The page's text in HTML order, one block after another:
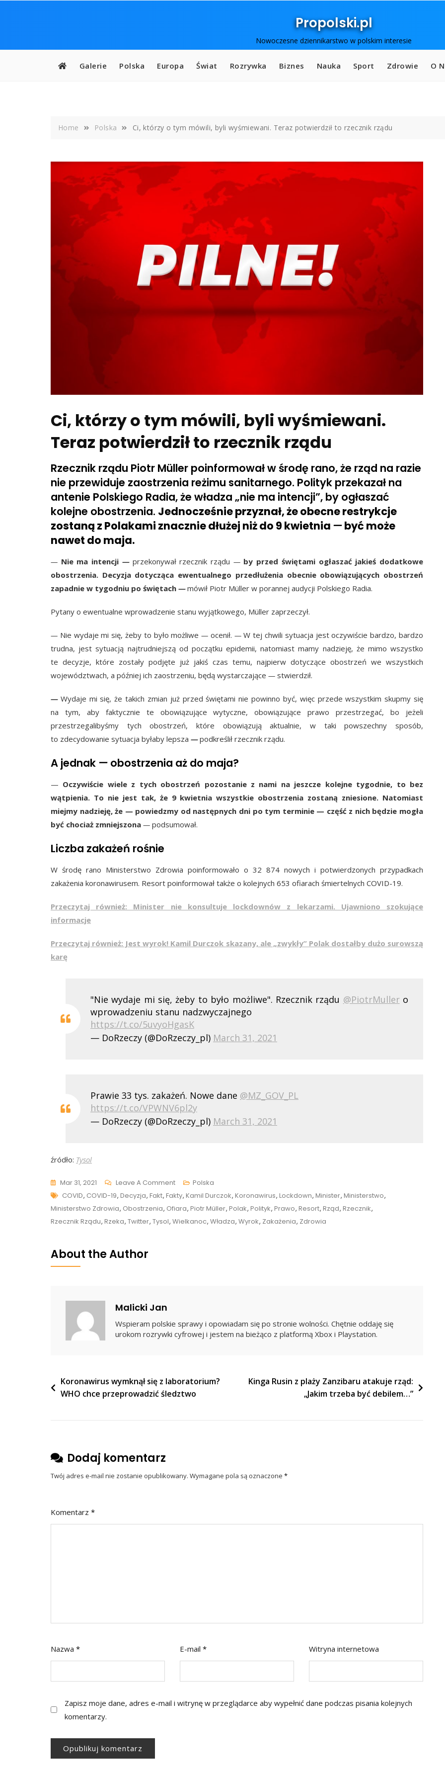
Propolski.pl
Nowoczesne dziennikarstwo w polskim interesie
Galerie Polska Europa Świat Rozrywka Biznes Nauka Sport Zdrowie O
Home Polska Ci, którzy o tym mówili, byli wyśmiewani. Teraz potwierdził to rzecznik rządu
Ci, którzy o tym mówili, byli wyśmiewani.
Teraz potwierdził to rzecznik rządu
Rzecznik rządu Piotr Müller poinformował w środę rano, że rząd na razie
nie przewiduje zaostrzenia reżimu sanitarnego. Polityk przekazał na
antenie Polskiego Radia, że władza „nie ma intencji”, by ogłaszać
kolejne obostrzenia. Jednocześnie przyznał, że obecne restrykcje
zostaną z Polakami znacznie dłużej niż do 9 kwietnia —być może
nawet do maja.
— Nie ma intencji —przekonywał rzecznik rządu — by przed świętami ogłaszać jakieś dodatkowe
obostrzenia. Decyzja dotycząca ewentualnego przedłużenia obecnie obowiązujących obostrzeń
zapadnie w tygodniu po świętach —mówił Piotr Müller w porannej audycji Polskiego Radia.
Pytany o ewentualne wprowadzenie stanu wyjątkowego, Müller zaprzeczył.
— Nie wydaje mi się, żeby to było możliwe— ocenił. —W tej chwili sytuacja jest oczywiście bardzo, bardzo
trudna, jest sytuacją najtrudniejszą od początku epidemii, natomiast mamy nadzieję, że mimo wszystko
te decyzje, które zostały podjęte już jakiś czas temu, najpierw dotyczące obostrzeń we wszystkich
województwach, a później ich zaostrzeniu, będą wystarczające — stwierdził.
—Wydaje mi się, że takich zmian już przed świętami nie powinno być, więc przede wszystkim skupmy się
na tym, aby faktycznie te obowiązujące wytyczne, obowiązujące prawo przestrzegać, bo jeżeli
przestrzegalibyśmy tych obostrzeń, które obowiązują aktualnie, w taki powszechny sposób,
to zdecydowanie sytuacja byłaby lepsza —podkreślił rzecznik rządu.
A jednak — obostrzenia aż do maja?
— Oczywiście wiele z tych obostrzeń pozostanie z nami na jeszcze kolejne tygodnie, to bez
wątpienia. To nie jest tak, że 9 kwietnia wszystkie obostrzenia zostaną zniesione. Natomiast
miejmy nadzieję, że — powiedzmy od następnych dni po tym terminie — część z nich będzie mogła
być chociaż zmniejszona — podsumował.
Liczba zakażeń rośnie
W środę rano Ministerstwo Zdrowia poinformowało o 32 874 nowych i potwierdzonych przypadkach
zakażenia koronawirusem. Resort poinformował także o kolejnych 653 ofiarach śmiertelnych COVID-19.
Przeczytaj również: Minister nie konsultuje lockdownów z lekarzami. Ujawniono szokujące
informacje
Przeczytaj również: Jest wyrok! Kamil Durczok skazany, ale „zwykły” Polak dostałby dużo surowszą
karę
"Nie wydaje mi się, żeby to było możliwe". Rzecznik rządu @PiotrMullero
wprowadzeniu stanu nadzwyczajnego
https://t.co/5uvyoHgasK
— DoRzeczy (@DoRzeczy_pl) March 31, 2021
Prawie 33 tys. zakażeń. Nowe dane @MZ_GOV_PL
https://t.co/VPWNV6pl2y
— DoRzeczy (@DoRzeczy_pl) March 31, 2021
źródło: Tysol
Mar 31, 2021 Leave A CommentOn
Ci,
Którzy
O
Rzecznik
Rządu
Polska
Tags
COVID, COVID-19, Decyzja, Fakt, Fakty, Kamil Durczok, Koronawirus, Lockdown, Minister, Ministerstwo,
Ministerstwo Zdrowia, Obostrzenia, Ofiara, Piotr Müller, Polak, Polityk, Prawo, Resort, Rząd, Rzecznik,
Rzecznik Rządu, Rzeka, Twitter, Tysol, Wielkanoc, Władza, Wyrok, Zakażenia, Zdrowia
About the Author
Malicki Jan
Wspieram polskie sprawy i opowiadam się po stronie wolności. Chętnie oddaję się
urokom rozrywki cyfrowej i jestem na bieżąco z platformą Xbox i Playstation.
Nawigacja
wpisu
Koronawirus wymknął się z laboratorium?
WHO chce przeprowadzić śledztwo
Kinga Rusin z plaży Zanzibaru atakuje rząd:
„Jakim trzeba być debilem…”
Dodaj komentarz
Twój adres e-mail nie zostanie opublikowany. Wymagane pola są oznaczone *
Komentarz *
Nazwa * E-mail * Witryna internetowa
Zapisz moje dane, adres e-mail i witrynę w przeglądarce aby wypełnić dane podczas pisania kolejnych
komentarzy.